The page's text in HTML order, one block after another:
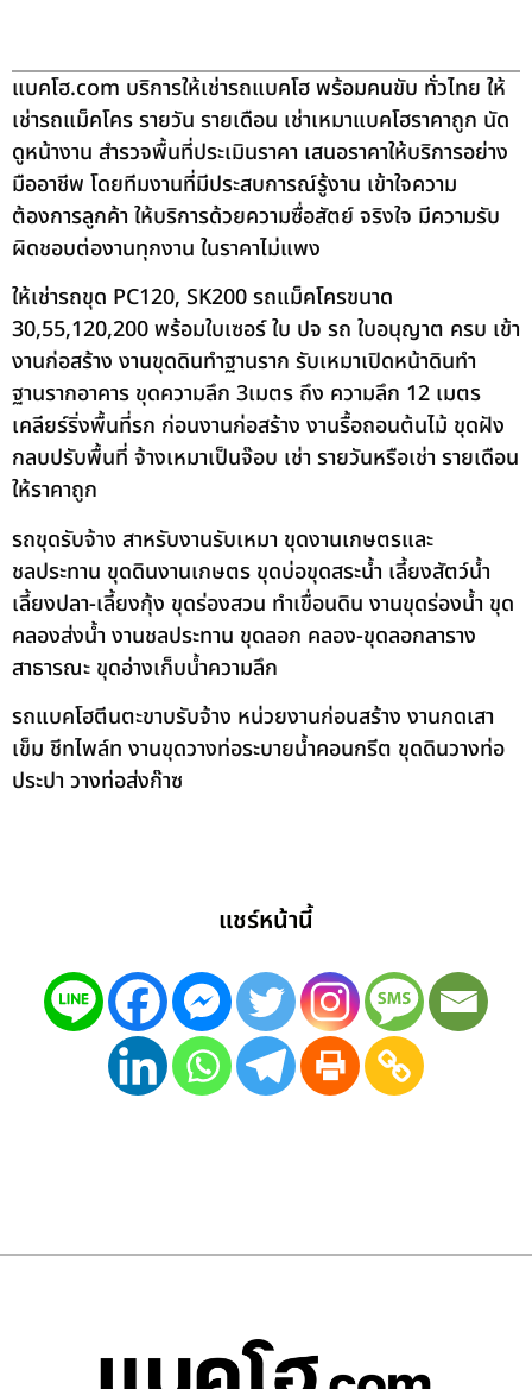
แบคโฮ.com บริการให้เช่ารถแบคโฮ พร้อมคนขับ ทั่วไทย ให้
เช่ารถแม็คโคร รายวัน รายเดือน เช่าเหมาแบคโฮราคาถูก นัด
ดูหน้างาน สำรวจพื้นที่ประเมินราคา เสนอราคาให้บริการอย่าง
มืออาชีพ โดยทีมงานที่มีประสบการณ์รู้งาน เข้าใจความ
ต้องการลูกค้า ให้บริการด้วยความซื่อสัตย์ จริงใจ มีความรับ
ผิดชอบต่องานทุกงาน ในราคาไม่แพง
ให้เช่ารถขุด PC120, SK200 รถแม็คโครขนาด
30,55,120,200 พร้อมใบเซอร์ ใบ ปจ รถ ใบอนุญาต ครบ เข้า
งานก่อสร้าง งานขุดดินทำฐานราก รับเหมาเปิดหน้าดินทำ
ฐานรากอาคาร ขุดความลึก 3เมตร ถึง ความลึก 12 เมตร
เคลียร์ริ่งพื้นที่รก ก่อนงานก่อสร้าง งานรื้อถอนต้นไม้ ขุดฝัง
กลบปรับพื้นที่ จ้างเหมาเป็นจ๊อบ เช่า รายวันหรือเช่า รายเดือน
ให้ราคาถูก
รถขุดรับจ้าง สาหรับงานรับเหมา ขุดงานเกษตรและ
ชลประทาน ขุดดินงานเกษตร ขุดบ่อขุดสระน้ำ เลี้ยงสัตว์น้ำ
เลี้ยงปลา-เลี้ยงกุ้ง ขุดร่องสวน ทำเขื่อนดิน งานขุดร่องน้ำ ขุด
คลองส่งน้ำ งานชลประทาน ขุดลอก คลอง-ขุดลอกลาราง
สาธารณะ ขุดอ่างเก็บน้ำความลึก
รถแบคโฮตีนตะขาบรับจ้าง หน่วยงานก่อนสร้าง งานกดเสา
เข็ม ชีทไพล์ท งานขุดวางท่อระบายน้ำคอนกรีต ขุดดินวางท่อ
ประปา วางท่อส่งก๊าซ
แชร์หน้านี้